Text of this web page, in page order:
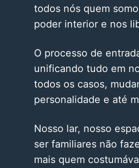
todos nós quem
poder interior e nos
O processo de
unificando tudo em
todos os casos,
personalidade e até
Nosso lar, nosso
ser familiares não
mais quem